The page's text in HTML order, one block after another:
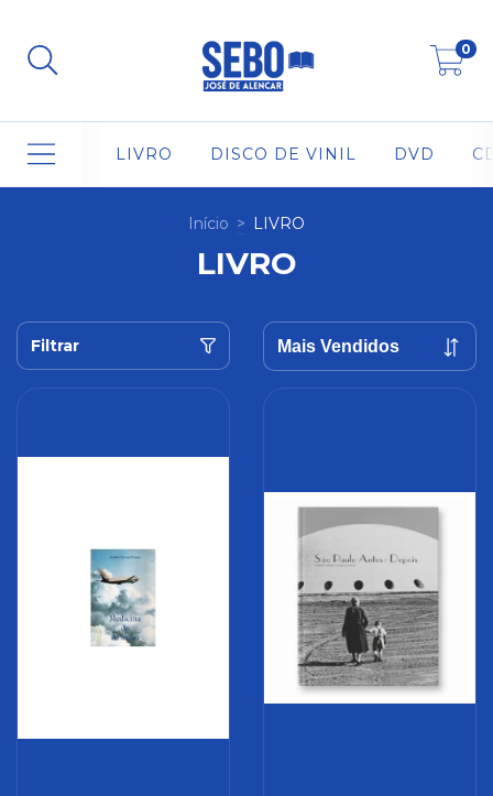
0
LIVRO DISCO DE VINIL DVD
Início > LIVRO
LIVRO
Filtrar